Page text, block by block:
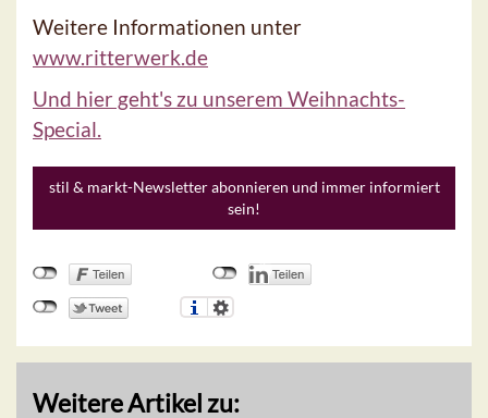
Weitere Informationen unter
www.ritterwerk.de
Und hier geht's zu unserem Weihnachts-
Special.
stil & markt-Newsletter abonnieren und immer informiert
sein!
Weitere Artikel zu: